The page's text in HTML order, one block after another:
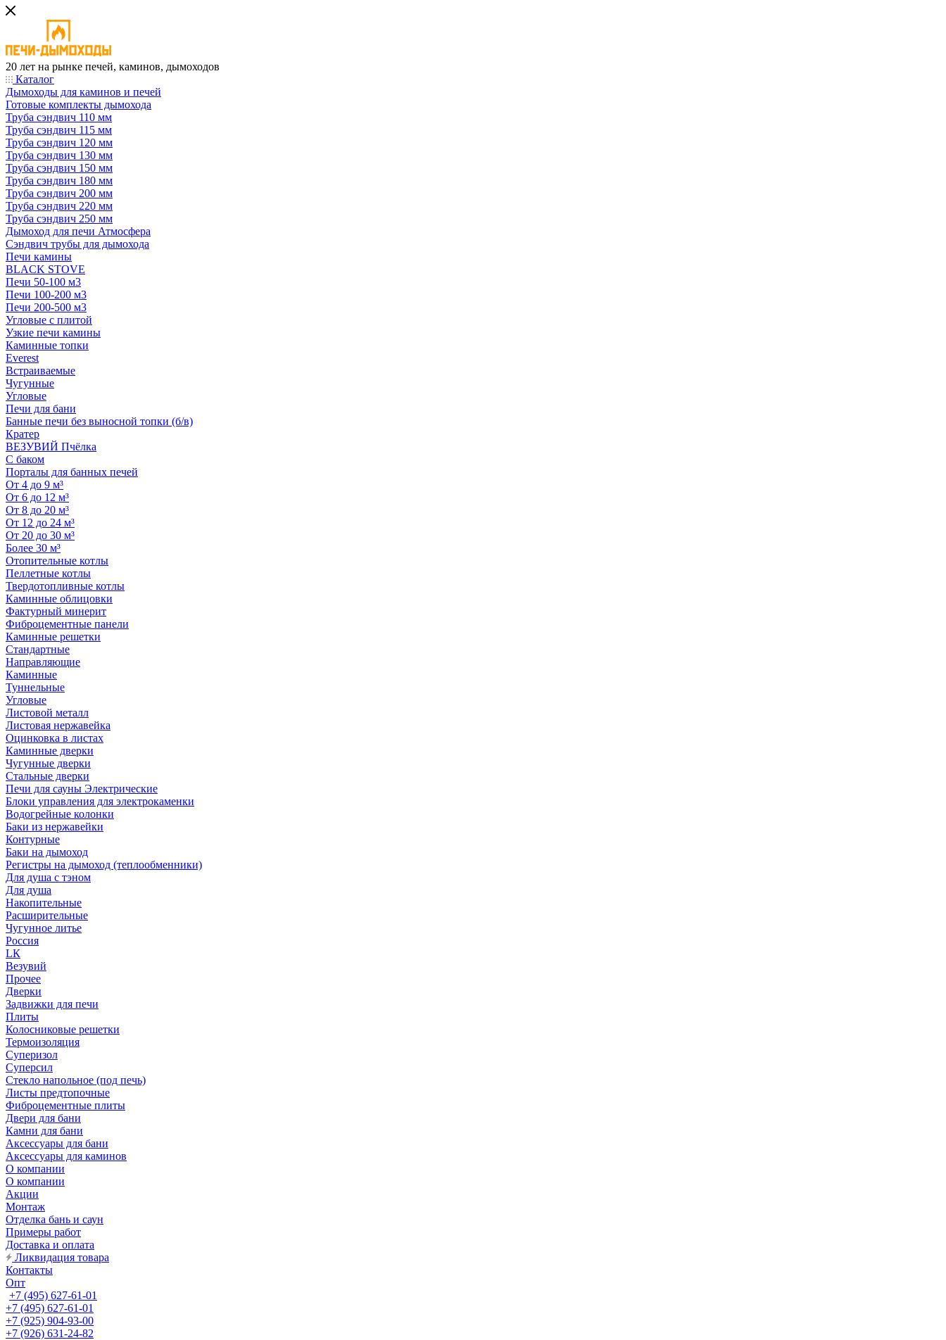
20 лет на рынке печей, каминов, дымоходов
Каталог
Дымоходы для каминов и печей
Готовые комплекты дымохода
Труба сэндвич 110 мм
Труба сэндвич 115 мм
Труба сэндвич 120 мм
Труба сэндвич 130 мм
Труба сэндвич 150 мм
Труба сэндвич 180 мм
Труба сэндвич 200 мм
Труба сэндвич 220 мм
Труба сэндвич 250 мм
Дымоход для печи Атмосфера
Сэндвич трубы для дымохода
Печи камины
BLACK STOVE
Печи 50-100 м3
Печи 100-200 м3
Печи 200-500 м3
Угловые с плитой
Узкие печи камины
Каминные топки
Everest
Встраиваемые
Чугунные
Угловые
Печи для бани
Банные печи без выносной топки (б/в)
Кратер
ВЕЗУВИЙ Пчёлка
С баком
Порталы для банных печей
От 4 до 9 м³
От 6 до 12 м³
От 8 до 20 м³
От 12 до 24 м³
От 20 до 30 м³
Более 30 м³
Отопительные котлы
Пеллетные котлы
Твердотопливные котлы
Каминные облицовки
Фактурный минерит
Фиброцементные панели
Каминные решетки
Стандартные
Направляющие
Каминные
Туннельные
Угловые
Листовой металл
Листовая нержавейка
Оцинковка в листах
Каминные дверки
Чугунные дверки
Стальные дверки
Печи для сауны Электрические
Блоки управления для электрокаменки
Водогрейные колонки
Баки из нержавейки
Контурные
Баки на дымоход
Регистры на дымоход (теплообменники)
Для душа с тэном
Для душа
Накопительные
Расширительные
Чугунное литье
Россия
LК
Везувий
Прочее
Дверки
Задвижки для печи
Плиты
Колосниковые решетки
Термоизоляция
Суперизол
Суперсил
Стекло напольное (под печь)
Листы предтопочные
Фиброцементные плиты
Двери для бани
Камни для бани
Аксессуары для бани
Аксессуары для каминов
О компании
О компании
Акции
Монтаж
Отделка бань и саун
Примеры работ
Доставка и оплата
Ликвидация товара
Контакты
Опт
+7 (495) 627-61-01
+7 (495) 627-61-01
+7 (925) 904-93-00
+7 (926) 631-24-82